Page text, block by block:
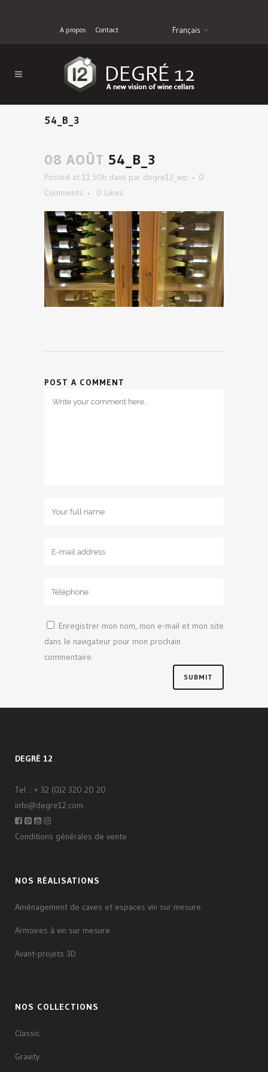
A propos Contact Français
54_B_3
08 AOÛT 54_B_3
Posted at 11:50h dans par degre12_wp
0
Comments
0 Likes
POST A COMMENT
Enregistrer mon nom, mon e-mail et mon site
dans le navigateur pour mon prochain
commentaire.
DEGRÉ 12
Tel. : + 32 (0)2 320 20 20
info@degre12.com
Conditions générales de vente
NOS RÉALISATIONS
Aménagement de caves et espaces vin sur mesure
Armoires à vin sur mesure
Avant-projets 3D
NOS COLLECTIONS
Classic
Gravity